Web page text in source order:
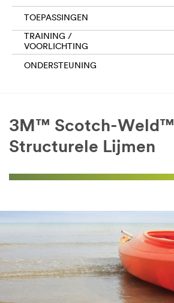
TOEPASSINGEN
TRAINING /
VOORLICHTING
ONDERSTEUNING
3M™ Scotch-Weld™
Structurele Lijmen